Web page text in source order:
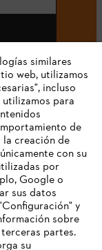
similares
web, utilizamos
incluso
para
de
la creación de
con su
por
Google o
sus datos
y
sobre
partes.
su